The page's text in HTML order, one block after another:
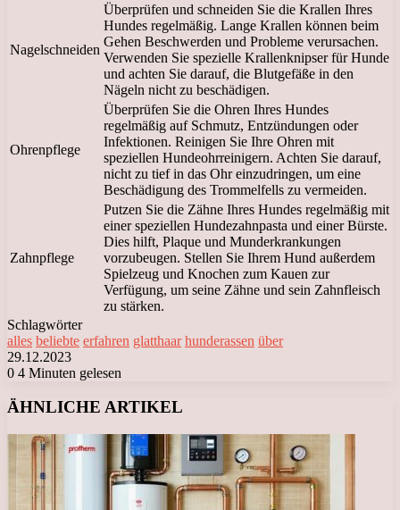
Nagelschneiden
Überprüfen und schneiden Sie die Krallen Ihres
Hundes regelmäßig. Lange Krallen können beim
Gehen Beschwerden und Probleme verursachen.
Verwenden Sie spezielle Krallenknipser für Hunde
und achten Sie darauf, die Blutgefäße in den
Nägeln nicht zu beschädigen.
Ohrenpflege
Überprüfen Sie die Ohren Ihres Hundes
regelmäßig auf Schmutz, Entzündungen oder
Infektionen. Reinigen Sie Ihre Ohren mit
speziellen Hundeohrreinigern. Achten Sie darauf,
nicht zu tief in das Ohr einzudringen, um eine
Beschädigung des Trommelfells zu vermeiden.
Zahnpflege
Putzen Sie die Zähne Ihres Hundes regelmäßig mit
einer speziellen Hundezahnpasta und einer Bürste.
Dies hilft, Plaque und Munderkrankungen
vorzubeugen. Stellen Sie Ihrem Hund außerdem
Spielzeug und Knochen zum Kauen zur
Verfügung, um seine Zähne und sein Zahnfleisch
zu stärken.
Schlagwörter
alles beliebte erfahren glatthaar hunderassen über
29.12.2023
0 4 Minuten gelesen
ÄHNLICHE ARTIKEL